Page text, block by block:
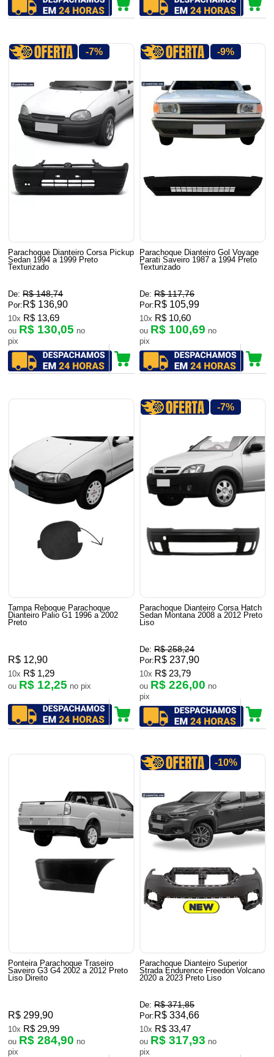
-7%
Parachoque Dianteiro Corsa Pickup
Sedan 1994 a 1999 Preto
Texturizado
De: R$ 148,74
Por: R$ 136,90
10x R$ 13,69
ou R$ 130,05 no
pix
-9%
Parachoque Dianteiro Gol Voyage
Parati Saveiro 1987 a 1994 Preto
Texturizado
De: R$ 117,76
Por: R$ 105,99
10x R$ 10,60
ou R$ 100,69 no
pix
Tampa Reboque Parachoque
Dianteiro Palio G1 1996 a 2002
Preto
R$ 12,90
10x R$ 1,29
ou R$ 12,25 no pix
-7%
Parachoque Dianteiro Corsa Hatch
Sedan Montana 2008 a 2012 Preto
Liso
De: R$ 258,24
Por: R$ 237,90
10x R$ 23,79
ou R$ 226,00 no
pix
Ponteira Parachoque Traseiro
Saveiro G3 G4 2002 a 2012 Preto
Liso Direito
R$ 299,90
10x R$ 29,99
ou R$ 284,90 no
pix
-10%
Parachoque Dianteiro Superior
Strada Endurence Freedon Volcano
2020 a 2023 Preto Liso
De: R$ 371,85
Por: R$ 334,66
10x R$ 33,47
ou R$ 317,93 no
pix